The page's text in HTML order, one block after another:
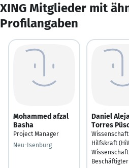
XING Mitglieder mit
Profilangaben
Mohammed afzal
Basha
Project Manager
Neu-Isenburg
Daniel
Torres
Hilfskraft
Beschäftigter